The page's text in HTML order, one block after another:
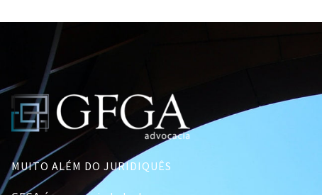
MUITO ALÉM DO JURIDIQUÊS